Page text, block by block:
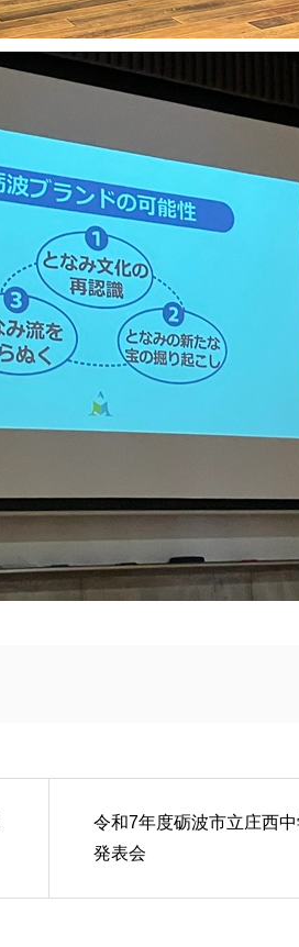
令和7年度砺波市立庄西
発表会